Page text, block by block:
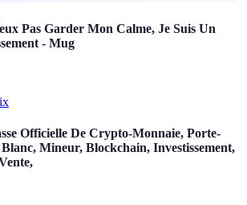
Pas Garder Mon Calme, Je Suis Un
- Mug
Officielle De Crypto-Monnaie, Porte-
Mineur, Blockchain, Investissement,